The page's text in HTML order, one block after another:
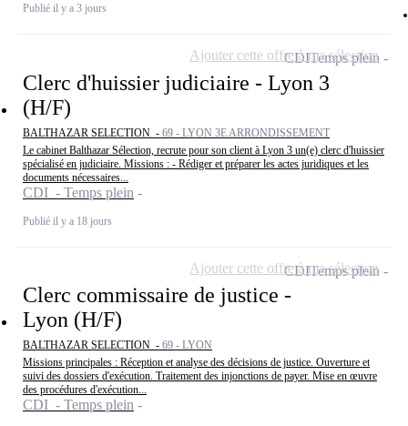
Publié il y a 3 jours
Clerc d'huissier judiciaire - Lyon 3
(H/F)
BALTHAZAR SELECTION - 69 - LYON 3E ARRONDISSEMENT
Le cabinet Balthazar Sélection, recrute pour son client à Lyon 3 un(e) clerc d'huissier
spécialisé en judiciaire. Missions : - Rédiger et préparer les actes juridiques et les
documents nécessaires...
CDI - Temps plein
Publié il y a 18 jours
CDITemps plein
Ajouter cette offre à ma sélection
Clerc commissaire de justice -
Lyon (H/F)
BALTHAZAR SELECTION - 69 - LYON
Missions principales : Réception et analyse des décisions de justice. Ouverture et
suivi des dossiers d'exécution. Traitement des injonctions de payer. Mise en œuvre
des procédures d'exécution...
CDI - Temps plein
CDITemps plein
Ajouter cette offre à ma sélection